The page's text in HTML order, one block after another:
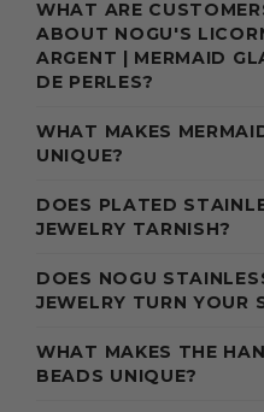
WHAT ARE
ABOUT NOGU'S
ARGENT | MERMAID
DE PERLES?
WHAT MAKES
UNIQUE?
DOES PLATED
JEWELRY TARNISH?
DOES NOGU
JEWELRY TURN YOUR
WHAT MAKES THE
BEADS UNIQUE?